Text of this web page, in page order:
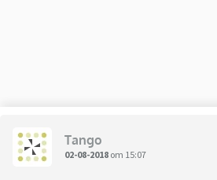
Tango
02-08-2018 om 15:07